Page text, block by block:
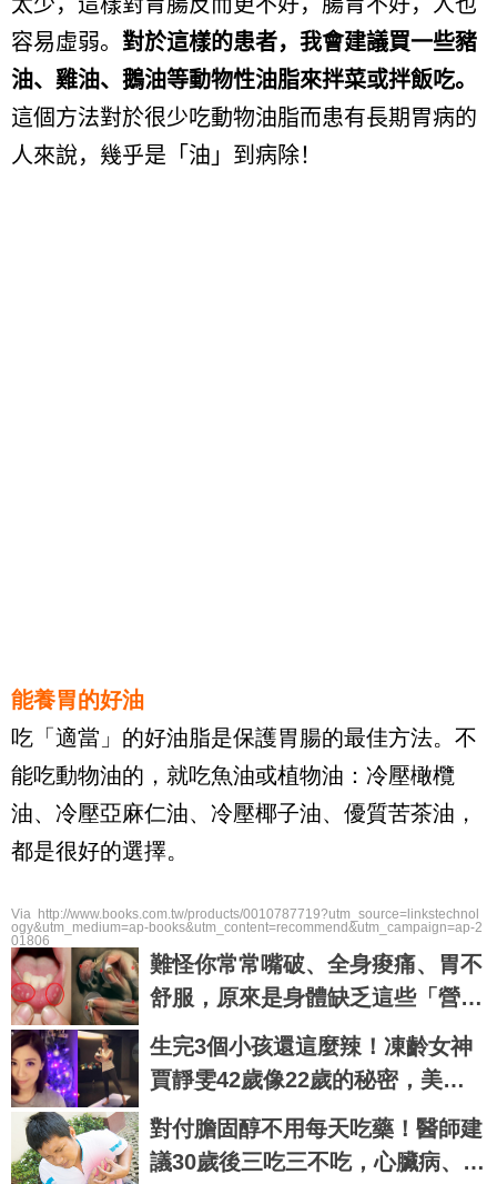
容易虛弱。 對於這樣的患者，我會建議買一些豬
油、雞油、鵝油等動物性油脂來拌菜或拌飯吃。
這個方法對於很少吃動物油脂而患有長期胃病的
人來說，幾乎是「油」到病除！
能養胃的好油
吃「適當」的好油脂是保護胃腸的最佳方法。不
能吃動物油的，就吃魚油或植物油：冷壓橄欖
油、冷壓亞麻仁油、冷壓椰子油、優質苦茶油，
都是很好的選擇。
Via http://www.books.com.tw/products/0010787719?utm_source=linkstechnol
ogy&utm_medium=ap-books&utm_content=recommend&utm_campaign=ap-2
01806
難怪你常常嘴破、全身痠痛、胃不
舒服，原來是身體缺乏這些「營養
素」了！｜每日健康 Health
生完3個小孩還這麼辣！凍齡女神
賈靜雯42歲像22歲的秘密，美肌
瘦身就靠做好這3件事｜每日健康
Health
對付膽固醇不用每天吃藥！醫師建
議30歲後三吃三不吃，心臟病、心